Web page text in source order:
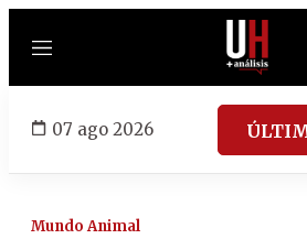
Menú
07 ago 2026
Mundo Animal